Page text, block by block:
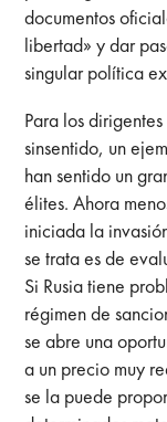
documentos
libertad» y dar
singular política
Para los
sinsentido, un
han sentido un
élites. Ahora
iniciada la
se trata es de
Si Rusia tiene
régimen de
se abre una
a un precio muy
se la puede